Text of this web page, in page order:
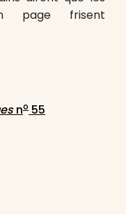
page frisent
no 55